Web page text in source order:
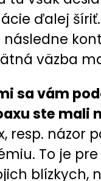
ďalej
väzba
sa vám
ste mali
resp. názor
To je